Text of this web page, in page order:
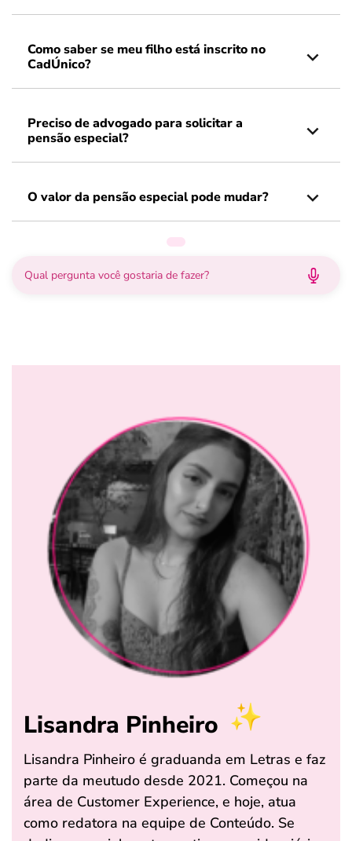
Como saber se meu filho está inscrito no
CadÚnico?
Preciso de advogado para solicitar a
pensão especial?
O valor da pensão especial pode mudar?
Lisandra Pinheiro
Lisandra Pinheiro é graduanda em Letras e faz
parte da meutudo desde 2021. Começou na
área de Customer Experience, e hoje, atua
como redatora na equipe de Conteúdo. Se